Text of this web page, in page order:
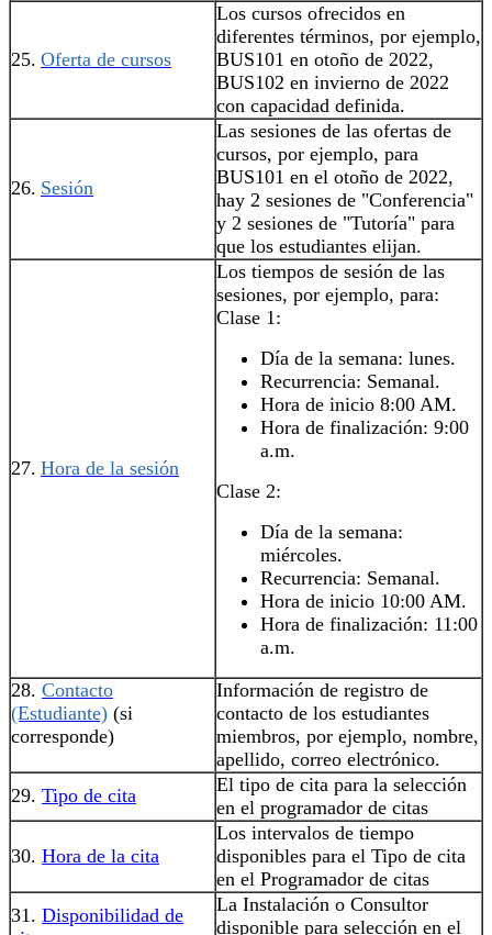
25. Oferta de cursos
Los cursos ofrecidos en
diferentes términos, por ejemplo,
BUS101 en otoño de 2022,
BUS102 en invierno de 2022
con capacidad definida.
26. Sesión
Las sesiones de las ofertas de
cursos, por ejemplo, para
BUS101 en el otoño de 2022,
hay 2 sesiones de "Conferencia"
y 2 sesiones de "Tutoría" para
que los estudiantes elijan.
27. Hora de la sesión
Los tiempos de sesión de las
sesiones, por ejemplo, para:
Clase 1:
Día de la semana: lunes.
Recurrencia: Semanal.
Hora de inicio 8:00 AM.
Hora de finalización: 9:00
a.m.
Clase 2:
Día de la semana:
miércoles.
Recurrencia: Semanal.
Hora de inicio 10:00 AM.
Hora de finalización: 11:00
a.m.
28. Contacto
(Estudiante) (si
corresponde)
Información de registro de
contacto de los estudiantes
miembros, por ejemplo, nombre,
apellido, correo electrónico.
29. Tipo de cita
El tipo de cita para la selección
en el programador de citas
30. Hora de la cita
Los intervalos de tiempo
disponibles para el Tipo de cita
en el Programador de citas
31. Disponibilidad de
La Instalación o Consultor
disponible para selección en el